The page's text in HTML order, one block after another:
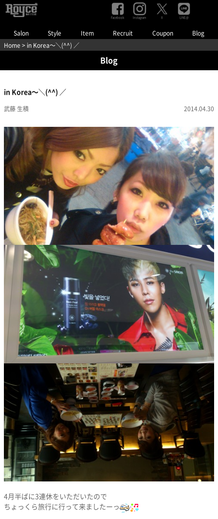
Salon Style Item Recruit Coupon Blog
Facebook Instagram X LINE@
Home > in Korea〜＼(^^) ／
Blog
in Korea〜＼(^^) ／
武藤 生積 2014.04.30
4月半ばに3連休をいただいたので
ちょっくら旅行に行って来ましたーっ